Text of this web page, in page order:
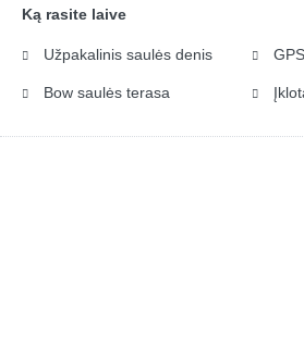
Ką rasite laive
Užpakalinis saulės denis
Bow saulės terasa
GPS